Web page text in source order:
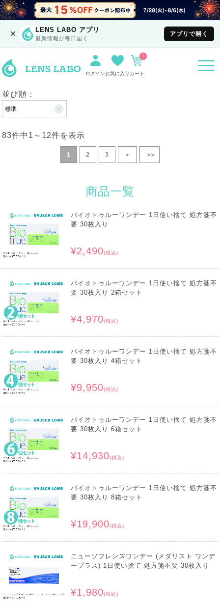
× LENS LABO アプリ
最新情報が毎日届く
アプリで開く
ログインお気に入り カート
0
並び順：
83件中 1 ～ 12件を表示
1 2 3 ＞ ＞＞
商品一覧
バイオトゥルーワンデー 1日使い捨て 処方箋不
要 30枚入り
¥2,490(税込)
バイオトゥルーワンデー 1日使い捨て 処方箋不
要 30枚入り 2箱セット
¥4,970(税込)
バイオトゥルーワンデー 1日使い捨て 処方箋不
要 30枚入り 4箱セット
¥9,950(税込)
バイオトゥルーワンデー 1日使い捨て 処方箋不
要 30枚入り 6箱セット
¥14,930(税込)
バイオトゥルーワンデー 1日使い捨て 処方箋不
要 30枚入り 8箱セット
¥19,900(税込)
ニューソフレンズワンデー (メダリスト ワンデ
ープラス) 1日使い捨て 処方箋不要 30枚入り
¥1,980(税込)